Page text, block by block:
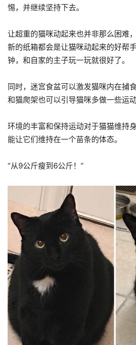
惕，并继续坚持下去。
让超重的猫咪动起来也并非那么困难
新的纸箱都会是让猫咪动起来的好帮
钟，和自家的主子玩一玩就很好了。
同时，迷宫食盆可以激发猫咪内在捕
和猫爬架也可以引导猫咪多做一些运动
环境的丰富和保持运动对于猫猫维持
能让它们维持在一个苗条的体态。
“从9公斤瘦到6公斤！”